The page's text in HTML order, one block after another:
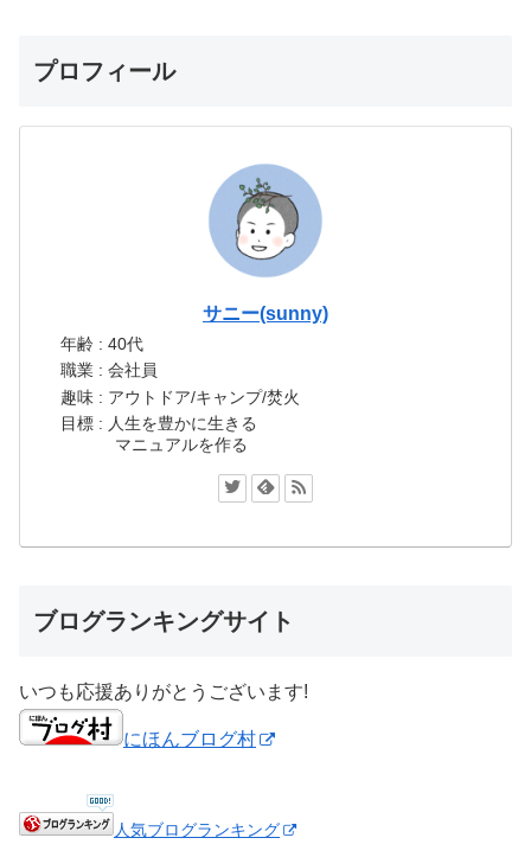
プロフィール
サニー(sunny)
年齢 : 40代
職業 : 会社員
趣味 : アウトドア/キャンプ/焚火
目標 : 人生を豊かに生きる
マニュアルを作る
ブログランキングサイト
いつも応援ありがとうございます!
にほんブログ村
人気ブログランキング